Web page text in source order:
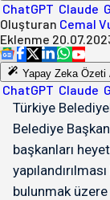
ChatGPT Claude
Oluşturan Cemal
Eklenme
Yapay Zeka Özeti
ChatGPT Claude
Türkiye
Belediye
başkanları
bulunmak üzere